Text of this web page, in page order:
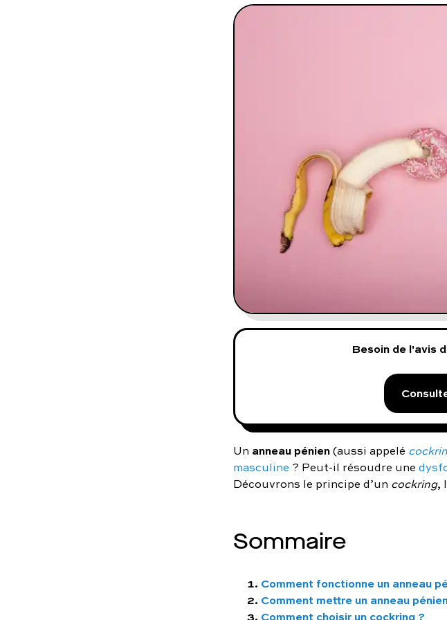
Toutes nos pathologies
Besoin de l'avis
Un anneau pénien(aussi appelé
masculine ? Peut-il résoudre une
Découvrons le principe d’un cockring,
Sommaire
Comment fonctionne un anneau
Comment mettre un anneau
Comment choisir un cockring ?